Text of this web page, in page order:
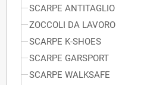
SCARPE ANTITAGLIO
ZOCCOLI DA LAVORO
SCARPE K-SHOES
SCARPE GARSPORT
SCARPE WALKSAFE